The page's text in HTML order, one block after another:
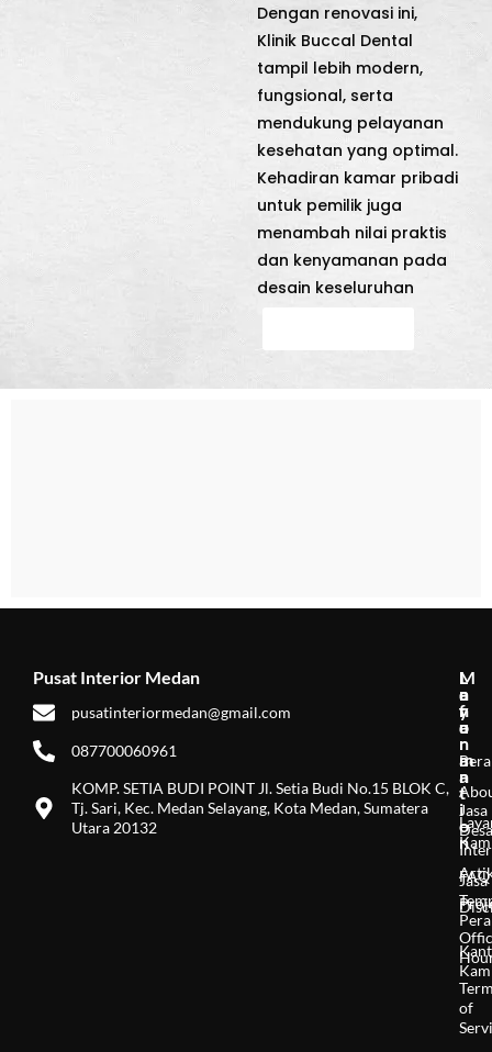
Dengan renovasi ini,
Klinik Buccal Dental
tampil lebih modern,
fungsional, serta
mendukung pelayanan
kesehatan yang optimal.
Kehadiran kamar pribadi
untuk pemilik juga
menambah nilai praktis
dan kenyamanan pada
desain keseluruhan
Pusat Interior Medan
pusatinteriormedan@gmail.com
087700060961
KOMP. SETIA BUDI POINT Jl. Setia Budi No.15 BLOK C,
Tj. Sari, Kec. Medan Selayang, Kota Medan, Sumatera
Utara 20132
M
e
n
u
L
a
y
a
n
a
n
Jasa
Jasa
I
n
f
o
r
m
a
t
i
o
n
FAQ
of